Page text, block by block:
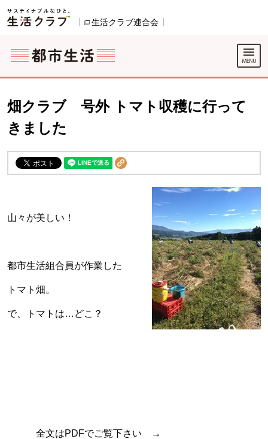
ページの先頭です。
生活クラブ連合会
ここからサイト内共通メニューです。
サイト内共通メニューをスキップする
サイト内共通メニューここまで。
畑クラブ 号外 トマト収穫に行って
きました
山々が美しい！
都市生活組合員が作業した
トマト畑。
で、トマトは…どこ？
全文はPDFでご覧下さい →